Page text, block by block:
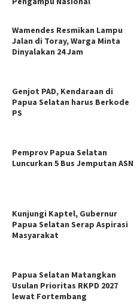
Wamendes Resmikan Lampu
Jalan di Toray, Warga Minta
Dinyalakan 24 Jam
Genjot PAD, Kendaraan di
Papua Selatan harus Berkode
PS
Pemprov Papua Selatan
Luncurkan 5 Bus Jemputan ASN
Kunjungi Kaptel, Gubernur
Papua Selatan Serap Aspirasi
Masyarakat
Papua Selatan Matangkan
Usulan Prioritas RKPD 2027
lewat Fortembang